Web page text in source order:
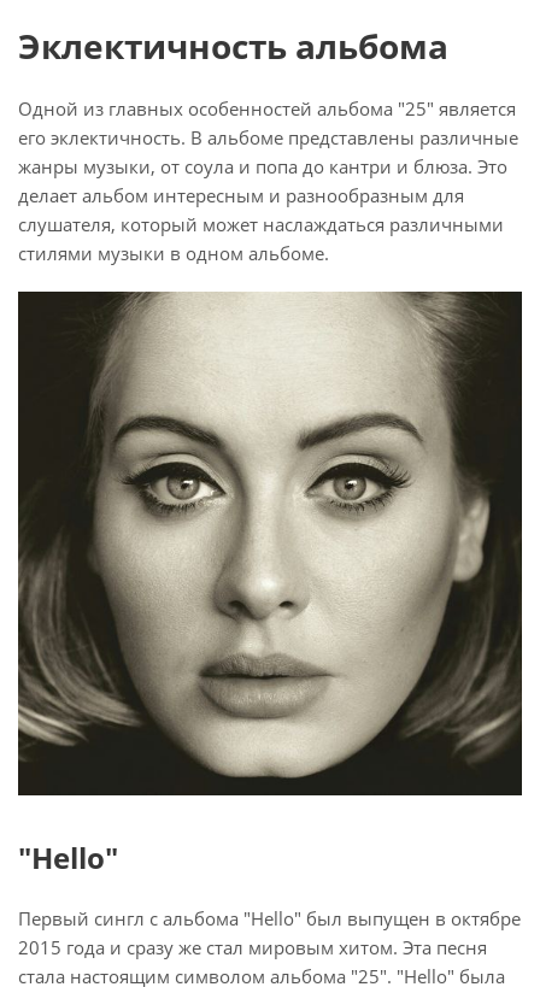
Эклектичность альбома
Одной из главных особенностей альбома "25" является
его эклектичность. В альбоме представлены различные
жанры музыки, от соула и попа до кантри и блюза. Это
делает альбом интересным и разнообразным для
слушателя, который может наслаждаться различными
стилями музыки в одном альбоме.
"Hello"
Первый сингл с альбома "Hello" был выпущен в октябре
2015 года и сразу же стал мировым хитом. Эта песня
стала настоящим символом альбома "25". "Hello" была